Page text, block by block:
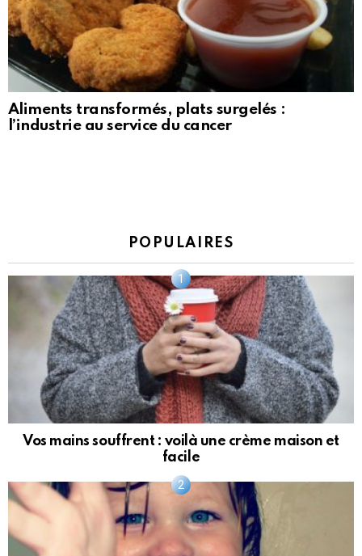
Aliments transformés, plats surgelés :
l’industrie au service du cancer
POPULAIRES
Vos mains souffrent : voilà une crème maison et
facile